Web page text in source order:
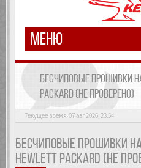
МЕНЮ
БЕСЧИПОВЫЕ ПРОШИВКИ
PACKARD (НЕ ПРОВЕРЕНО)
Текущее время: 07 авг 2026, 23:54
БЕСЧИПОВЫЕ ПРОШИВКИ
HEWLETT PACKARD (НЕ